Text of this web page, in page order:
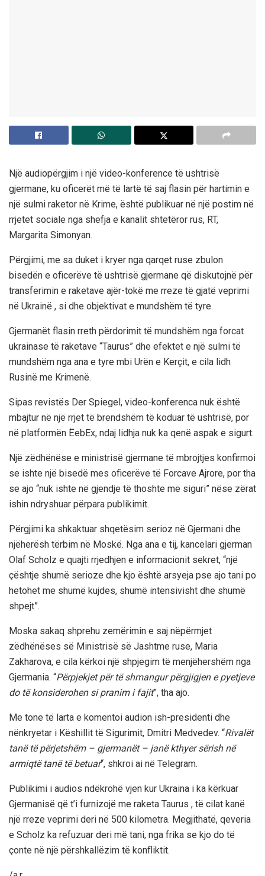
Një audiopërgjim i një video-konference të ushtrisë
gjermane, ku oficerët më të lartë të saj flasin për hartimin e
një sulmi raketor në Krime, është publikuar në një postim në
rrjetet sociale nga shefja e kanalit shtetëror rus, RT,
Margarita Simonyan.
Përgjimi, me sa duket i kryer nga qarqet ruse zbulon
bisedën e oficerëve të ushtrisë gjermane që diskutojnë për
transferimin e raketave ajër-tokë me rreze të gjatë veprimi
në Ukrainë , si dhe objektivat e mundshëm të tyre.
Gjermanët flasin rreth përdorimit të mundshëm nga forcat
ukrainase të raketave “Taurus” dhe efektet e një sulmi të
mundshëm nga ana e tyre mbi Urën e Kerçit, e cila lidh
Rusinë me Krimenë.
Sipas revistës Der Spiegel, video-konferenca nuk është
mbajtur në një rrjet të brendshëm të koduar të ushtrisë, por
në platformën ËebEx, ndaj lidhja nuk ka qenë aspak e sigurt.
Një zëdhënëse e ministrisë gjermane të mbrojtjes konfirmoi
se ishte një bisedë mes oficerëve të Forcave Ajrore, por tha
se ajo “nuk ishte në gjendje të thoshte me siguri” nëse zërat
ishin ndryshuar përpara publikimit.
Përgjimi ka shkaktuar shqetësim serioz në Gjermani dhe
njëherësh tërbim në Moskë. Nga ana e tij, kancelari gjerman
Olaf Scholz e quajti rrjedhjen e informacionit sekret, “një
çështje shumë serioze dhe kjo është arsyeja pse ajo tani po
hetohet me shumë kujdes, shumë intensivisht dhe shumë
shpejt”.
Moska sakaq shprehu zemërimin e saj nëpërmjet
zëdhënëses së Ministrisë së Jashtme ruse, Maria
Zakharova, e cila kërkoi një shpjegim të menjëhershëm nga
Gjermania. “Përpjekjet për të shmangur përgjigjen e pyetjeve
do të konsiderohen si pranim i fajit”, tha ajo.
Me tone të larta e komentoi audion ish-presidenti dhe
nënkryetar i Këshillit të Sigurimit, Dmitri Medvedev. “Rivalët
tanë të përjetshëm – gjermanët – janë kthyer sërish në
armiqtë tanë të betuar“, shkroi ai në Telegram.
Publikimi i audios ndëkrohë vjen kur Ukraina i ka kërkuar
Gjermanisë që t’i furnizojë me raketa Taurus , të cilat kanë
një rreze veprimi deri në 500 kilometra. Megjithatë, qeveria
e Scholz ka refuzuar deri më tani, nga frika se kjo do të
çonte në një përshkallëzim të konfliktit.